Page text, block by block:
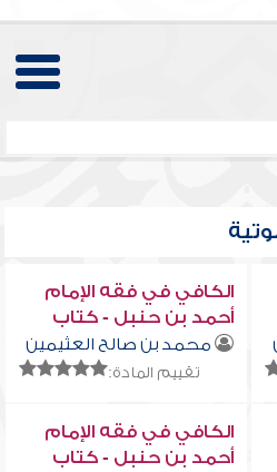
الكافي في فقه الإمام
أحمد بن حنبل - كتاب
البيوع (15)
محمد بن صالح العثيمين
تقييم المادة:
الكافي في فقه الإمام
أحمد بن حنبل - كتاب